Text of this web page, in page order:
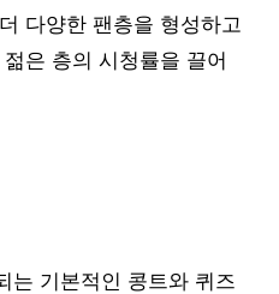
다양한 팬층을 형성하고
은 층의 시청률을 끌어
는 기본적인 콩트와 퀴즈